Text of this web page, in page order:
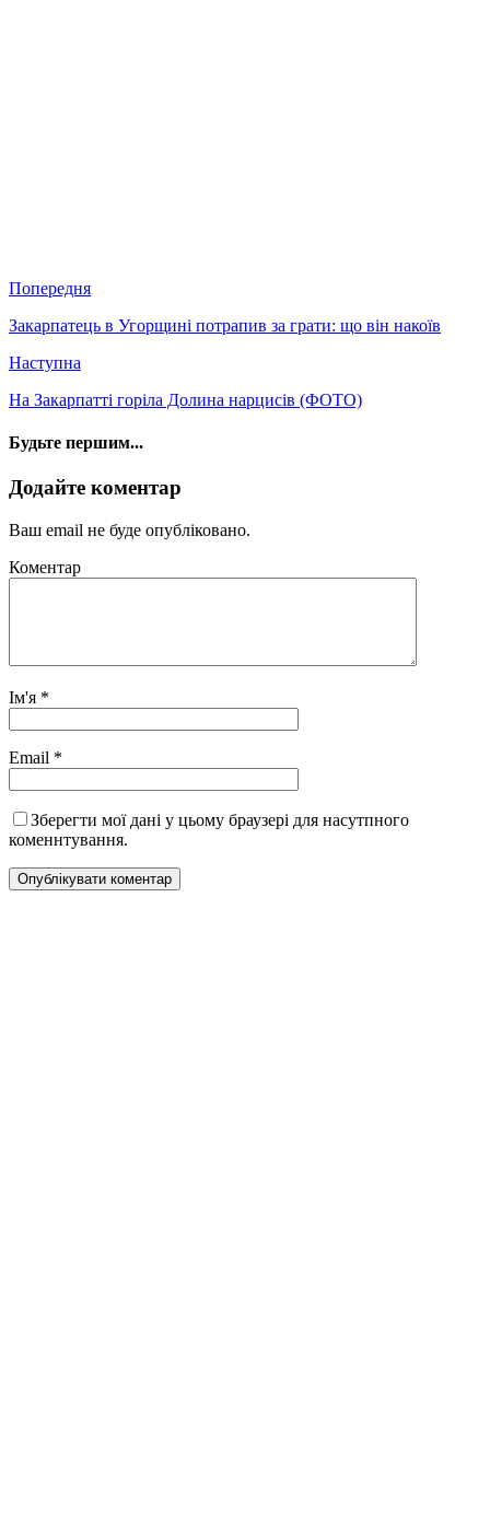
Попередня
Закарпатець в Угорщині потрапив за грати: що він накоїв
Наступна
На Закарпатті горіла Долина нарцисів (ФОТО)
Будьте першим...
Додайте коментар
Ваш email не буде опубліковано.
Коментар
Ім'я *
Email *
Зберегти мої дані у цьому браузері для насутпного
коменнтування.